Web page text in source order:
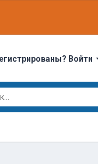
Войти